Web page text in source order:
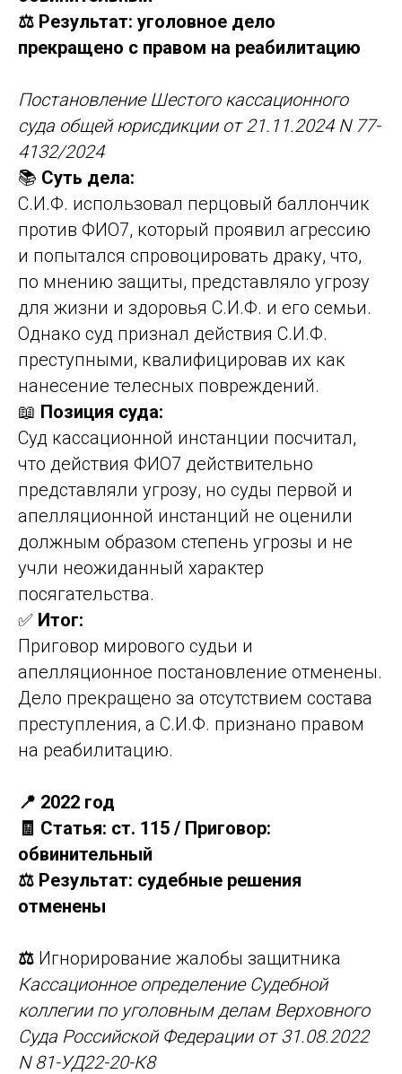
⚖️ Результат: уголовное дело
прекращено с правом на реабилитацию
Постановление Шестого кассационного
суда общей юрисдикции от 21.11.2024 N 77-
4132/2024
📚 Суть дела:
С.И.Ф. использовал перцовый баллончик
против ФИО7, который проявил агрессию
и попытался спровоцировать драку, что,
по мнению защиты, представляло угрозу
для жизни и здоровья С.И.Ф. и его семьи.
Однако суд признал действия С.И.Ф.
преступными, квалифицировав их как
нанесение телесных повреждений.
📖 Позиция суда:
Суд кассационной инстанции посчитал,
что действия ФИО7 действительно
представляли угрозу, но суды первой и
апелляционной инстанций не оценили
должным образом степень угрозы и не
учли неожиданный характер
посягательства.
✅ Итог:
Приговор мирового судьи и
апелляционное постановление отменены.
Дело прекращено за отсутствием состава
преступления, а С.И.Ф. признано правом
на реабилитацию.
📍 2022 год
🧾 Статья: ст. 115 / Приговор:
обвинительный
⚖️ Результат: судебные решения
отменены
⚖️ Игнорирование жалобы защитника
Кассационное определение Судебной
коллегии по уголовным делам Верховного
Суда Российской Федерации от 31.08.2022
N 81-УД22-20-К8